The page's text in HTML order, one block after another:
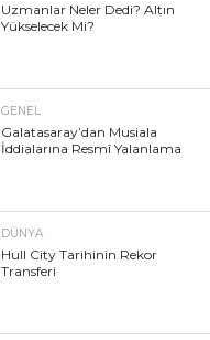
Uzmanlar Neler Dedi? Altın
Yükselecek Mi?
GENEL
Galatasaray’dan Musiala
İddialarına Resmî Yalanlama
DÜNYA
Hull City Tarihinin Rekor
Transferi